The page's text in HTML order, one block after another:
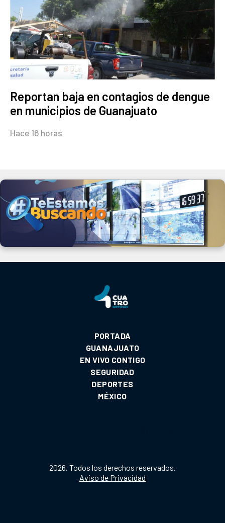
Reportan baja en contagios de dengue
en municipios de Guanajuato
Hace 16 horas
PORTADA
GUANAJUATO
EN VIVO CONTIGO
SEGURIDAD
DEPORTES
MÉXICO
2026. Todos los derechos reservados.
Aviso de Privacidad